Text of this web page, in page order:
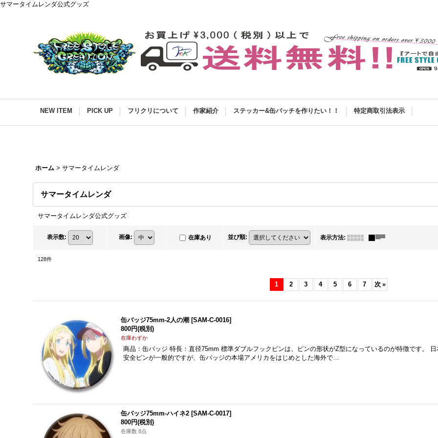
サマータイムレンダ公式グッズ
NEW ITEM PICK UP フリクリについて 作家紹介 ステッカー&缶バッチを作りたい！！ 特定商取引法表示
ホーム > サマータイムレンダ
サマータイムレンダ
サマータイムレンダ公式グッズ
表示数: 画像: 在庫あり 並び順: 表示方法:
128件
1 2 3 4 5 6 7 次 »
缶バッジ75mm-2人の潮 [SAM-C-0016]
800円(税別)
在庫わずか
商品：缶バッジ 特長：直径75mm 標準ダブルフックピンは、ピンの形状がZ型になっているのが特徴です。
安全ピンが一般的ですが、缶バッジの本場アメリカをはじめとした海外で…
缶バッジ75mm-ハイネ2 [SAM-C-0017]
800円(税別)
在庫数 8点